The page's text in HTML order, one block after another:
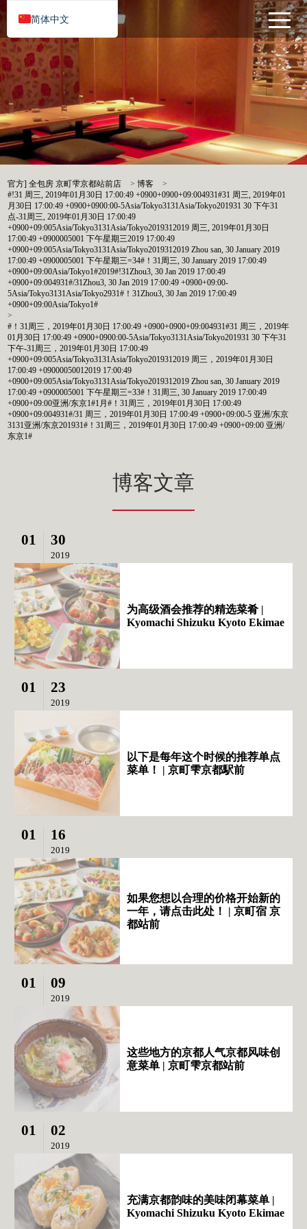
官方] 全包房 京町雫京都站前店 >博客
>
#!31 周三, 2019年01月30日 17:00:49 +0900+0900+09:004931#31 周三, 2019年01
月30日 17:00:49 +0900+0900:00-5Asia/Tokyo3131Asia/Tokyo201931 30 下午31
点-31周三, 2019年01月30日 17:00:49
+0900+09:005Asia/Tokyo3131Asia/Tokyo2019312019 周三, 2019年01月30日
17:00:49 +0900005001 下午星期三2019 17:00:49
+0900+09:005Asia/Tokyo3131Asia/Tokyo2019312019 Zhou san, 30 January 2019
17:00:49 +0900005001 下午星期三=34#！31周三, 30 January 2019 17:00:49
+0900+09:00Asia/Tokyo1#2019#!31Zhou3, 30 Jan 2019 17:00:49
+0900+09:004931#/31Zhou3, 30 Jan 2019 17:00:49 +0900+09:00-
5Asia/Tokyo3131Asia/Tokyo2931#！31Zhou3, 30 Jan 2019 17:00:49
+0900+09:00Asia/Tokyo1#
>
#！31周三，2019年01月30日 17:00:49 +0900+0900+09:004931#31 周三，2019年
01月30日 17:00:49 +0900+0900:00-5Asia/Tokyo3131Asia/Tokyo201931 30 下午31
下午-31周三，2019年01月30日 17:00:49
+0900+09:005Asia/Tokyo3131Asia/Tokyo2019312019 周三，2019年01月30日
17:00:49 +09000050012019 17:00:49
+0900+09:005Asia/Tokyo3131Asia/Tokyo2019312019 Zhou san, 30 January 2019
17:00:49 +0900005001 下午星期三=33#！31周三, 30 January 2019 17:00:49
+0900+09:00亚洲/东京1#1月#！31周三，2019年01月30日 17:00:49
+0900+09:004931#/31 周三，2019年01月30日 17:00:49 +0900+09:00-5 亚洲/东京
3131亚洲/东京201931#！31周三，2019年01月30日 17:00:49 +0900+09:00 亚洲/
东京1#
博客文章
01 30
2019
为高级酒会推荐的精选菜肴 |
Kyomachi Shizuku Kyoto Ekimae
01 23
2019
以下是每年这个时候的推荐单点
菜单！ | 京町雫京都駅前
01 16
2019
如果您想以合理的价格开始新的
一年，请点击此处！ | 京町宿 京
都站前
01 09
2019
这些地方的京都人气京都风味创
意菜单 | 京町雫京都站前
01 02
2019
充满京都韵味的美味闭幕菜单 |
Kyomachi Shizuku Kyoto Ekimae
简体中文